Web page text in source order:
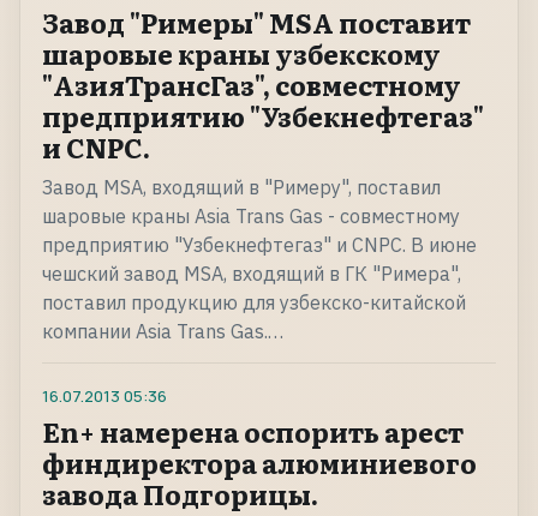
Завод "Римеры" MSA поставит
шаровые краны узбекскому
"АзияТрансГаз", совместному
предприятию "Узбекнефтегаз"
и CNPC.
Завод MSA, входящий в "Римеру", поставил
шаровые краны Asia Trans Gas - совместному
предприятию "Узбекнефтегаз" и CNPC. В июне
чешский завод MSA, входящий в ГК "Римера",
поставил продукцию для узбекско-китайской
компании Asia Trans Gas.…
16.07.2013 05:36
En+ намерена оспорить арест
финдиректора алюминиевого
завода Подгорицы.